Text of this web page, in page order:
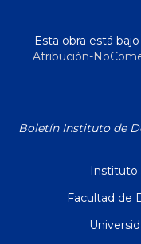
Esta obra está
Atribución-
Boletín Instituto de
Instituto
Facultad de